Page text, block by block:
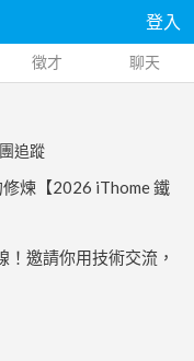
登入
徵才 聊天
追蹤
煉【2026 iThome 鐵
邀請你用技術交流，